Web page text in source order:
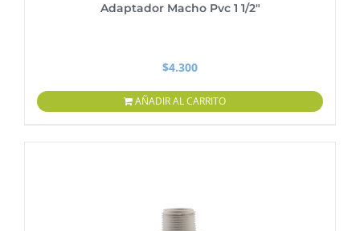
Adaptador Macho Pvc 1 1/2″
$4.300
AÑADIR AL CARRITO